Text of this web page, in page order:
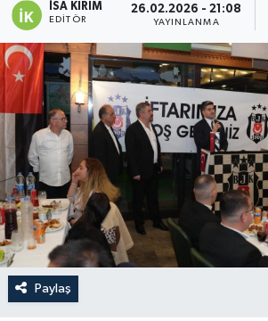
İSA KIRIM
EDITÖR
26.02.2026 - 21:08
YAYINLANMA
Paylaş